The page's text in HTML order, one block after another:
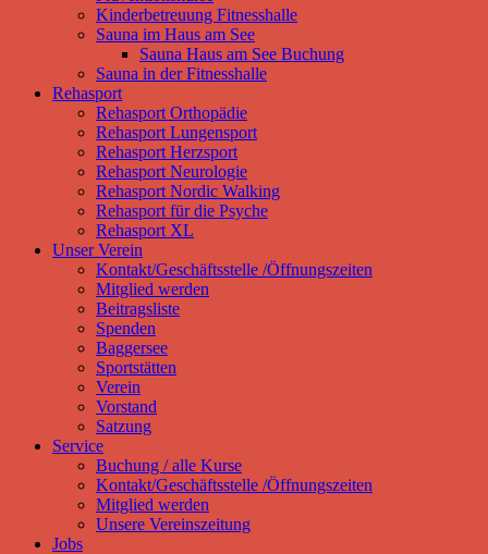
Kinderbetreuung Fitnesshalle
Sauna im Haus am See
Sauna Haus am See Buchung
Sauna in der Fitnesshalle
Rehasport
Rehasport Orthopädie
Rehasport Lungensport
Rehasport Herzsport
Rehasport Neurologie
Rehasport Nordic Walking
Rehasport für die Psyche
Rehasport XL
Unser Verein
Kontakt/Geschäftsstelle /Öffnungszeiten
Mitglied werden
Beitragsliste
Spenden
Baggersee
Sportstätten
Verein
Vorstand
Satzung
Service
Buchung / alle Kurse
Kontakt/Geschäftsstelle /Öffnungszeiten
Mitglied werden
Unsere Vereinszeitung
Jobs